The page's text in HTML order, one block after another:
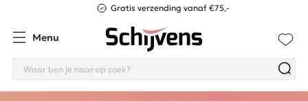
Gratis verzending vanaf €75,-
Menu